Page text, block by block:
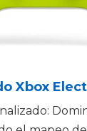
Xbox